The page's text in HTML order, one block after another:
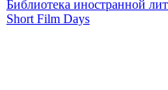
Библиотека иностранной
Short Film Days